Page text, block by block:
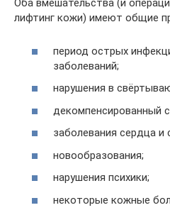
Оба вмешательства (и
лифтинг кожи) имеют общие
период острых
заболеваний;
нарушения в
декомпенсированный
заболевания сердца и
новообразования;
нарушения психики;
некоторые кожные